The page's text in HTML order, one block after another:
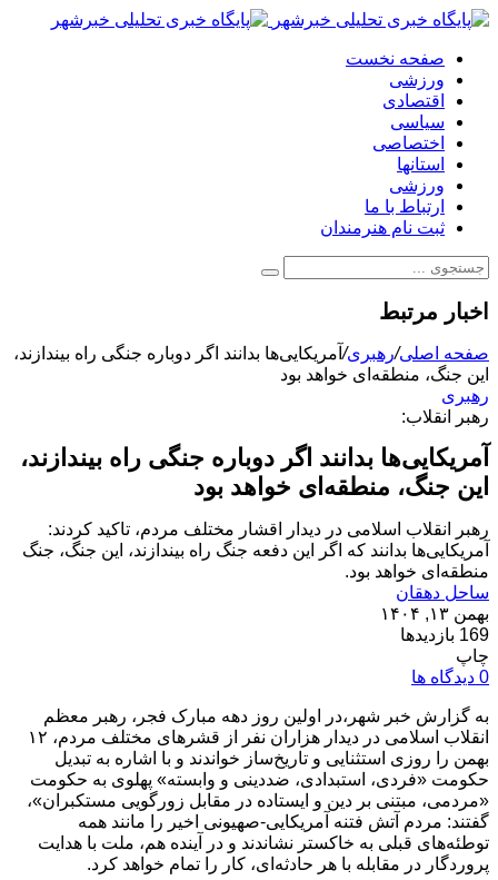
صفحه نخست
ورزشی
اقتصادی
سیاسی
اختصاصی
استانها
ورزشی
ارتباط با ما
ثبت نام هنرمندان
اخبار مرتبط
صفحه اصلی/رهبری/آمریکایی‌ها بدانند اگر دوباره جنگی راه بیندازند،
این جنگ، منطقه‌ای خواهد بود
رهبری
رهبر انقلاب:
آمریکایی‌ها بدانند اگر دوباره جنگی راه بیندازند،
این جنگ، منطقه‌ای خواهد بود
رهبر انقلاب اسلامی در دیدار اقشار مختلف مردم، تاکید کردند:
آمریکایی‌ها بدانند که اگر این دفعه جنگ راه بیندازند، این جنگ، جنگ
منطقه‌ای خواهد بود.
ساحل دهقان
بهمن ۱۳, ۱۴۰۴
169 بازدیدها
چاپ
0 دیدگاه ها
به گزارش خبر شهر،در اولین روز دهه مبارک فجر، رهبر معظم
انقلاب اسلامی در دیدار هزاران نفر از قشرهای مختلف مردم، ۱۲
بهمن را روزی استثنایی و تاریخ‌ساز خواندند و با اشاره به تبدیل
حکومت «فردی، استبدادی، ضددینی و وابسته» پهلوی به حکومت
«مردمی، مبتنی بر دین و ایستاده در مقابل زورگویی مستکبران»،
گفتند: مردم آتش فتنه آمریکایی-صهیونی اخیر را مانند همه
توطئه‌های قبلی به خاکستر نشاندند و در آینده هم، ملت با هدایت
پروردگار در مقابله با هر حادثه‌ای، کار را تمام خواهد کرد.